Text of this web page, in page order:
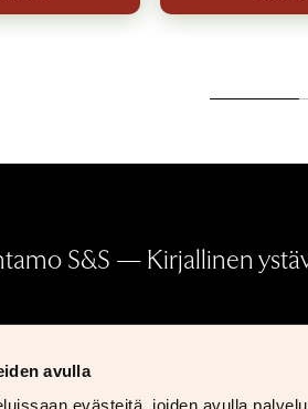
avulla
evästeitä, joiden avulla
S&S — Kirjallinen